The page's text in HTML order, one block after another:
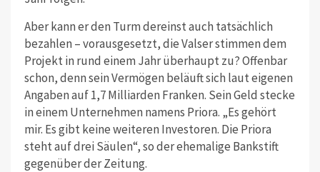
Aber kann er den Turm dereinst auch tatsächlich
bezahlen – vorausgesetzt, die Valser stimmen dem
Projekt in rund einem Jahr überhaupt zu? Offenbar
schon, denn sein Vermögen beläuft sich laut eigenen
Angaben auf 1,7 Milliarden Franken. Sein Geld stecke
in einem Unternehmen namens Priora. „Es gehört
mir. Es gibt keine weiteren Investoren. Die Priora
steht auf drei Säulen“, so der ehemalige Bankstift
gegenüber der Zeitung.